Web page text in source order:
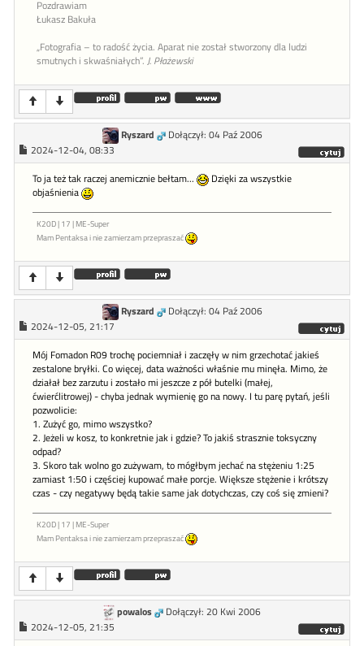
Pozdrawiam
Łukasz Bakuła
„Fotografia – to radość życia. Aparat nie został stworzony dla ludzi
smutnych i skwaśniałych”. J. Płażewski
Ryszard
Dołączył: 04 Paź 2006
2024-12-04, 08:33
To ja też tak raczej anemicznie bełtam...
Dzięki za wszystkie
objaśnienia
K20D | 17 | ME-Super
Mam Pentaksa i nie zamierzam przepraszać
Ryszard
Dołączył: 04 Paź 2006
2024-12-05, 21:17
Mój Fomadon R09 trochę pociemniał i zaczęły w nim grzechotać jakieś
zestalone bryłki. Co więcej, data ważności właśnie mu minęła. Mimo, że
działał bez zarzutu i zostało mi jeszcze z pół butelki (małej,
ćwierćlitrowej) - chyba jednak wymienię go na nowy. I tu parę pytań, jeśli
pozwolicie:
1. Zużyć go, mimo wszystko?
2. Jeżeli w kosz, to konkretnie jak i gdzie? To jakiś strasznie toksyczny
odpad?
3. Skoro tak wolno go zużywam, to mógłbym jechać na stężeniu 1:25
zamiast 1:50 i częściej kupować małe porcje. Większe stężenie i krótszy
czas - czy negatywy będą takie same jak dotychczas, czy coś się zmieni?
K20D | 17 | ME-Super
Mam Pentaksa i nie zamierzam przepraszać
powalos
Dołączył: 20 Kwi 2006
2024-12-05, 21:35